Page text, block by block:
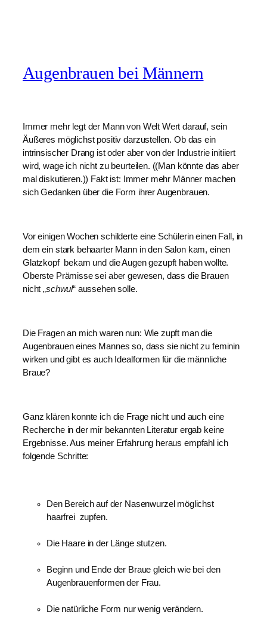
Augenbrauen bei Männern
Immer mehr legt der Mann von Welt Wert darauf, sein
Äußeres möglichst positiv darzustellen. Ob das ein
intrinsischer Drang ist oder aber von der Industrie initiiert
wird, wage ich nicht zu beurteilen. ((Man könnte das aber
mal diskutieren.)) Fakt ist: Immer mehr Männer machen
sich Gedanken über die Form ihrer Augenbrauen.
Vor einigen Wochen schilderte eine Schülerin einen Fall, in
dem ein stark behaarter Mann in den Salon kam, einen
Glatzkopf  bekam und die Augen gezupft haben wollte.
Oberste Prämisse sei aber gewesen, dass die Brauen
nicht „schwul“ aussehen solle.
Die Fragen an mich waren nun: Wie zupft man die
Augenbrauen eines Mannes so, dass sie nicht zu feminin
wirken und gibt es auch Idealformen für die männliche
Braue?
Ganz klären konnte ich die Frage nicht und auch eine
Recherche in der mir bekannten Literatur ergab keine
Ergebnisse. Aus meiner Erfahrung heraus empfahl ich
folgende Schritte:
Den Bereich auf der Nasenwurzel möglichst
haarfrei  zupfen.
Die Haare in der Länge stutzen.
Beginn und Ende der Braue gleich wie bei den
Augenbrauenformen der Frau.
Die natürliche Form nur wenig verändern.